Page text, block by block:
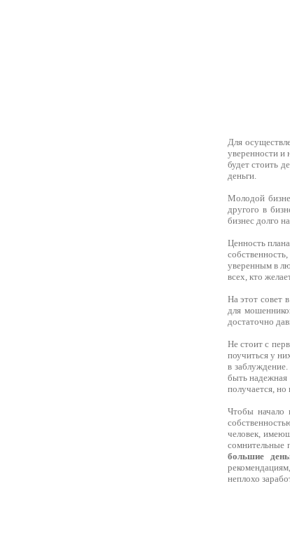
Для
уверенности и
будет стоить
деньги.
Молодой
другого в
бизнес долго
Ценность
уверенным в
всех, кто
На этот совет
для
достаточно
Не стоит с
поучиться у
в
быть надежная
получается, но
Чтобы начало
человек,
сомнительные
большие
неплохо